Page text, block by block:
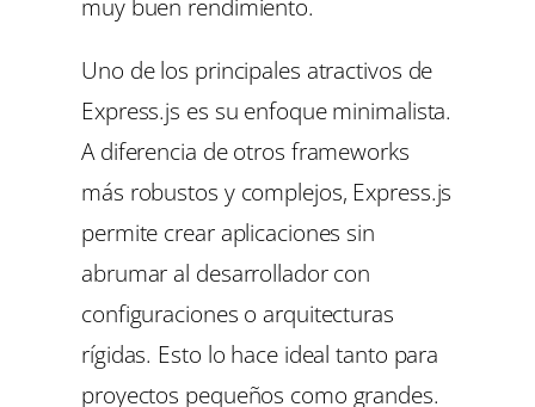
Uno de los principales atractivos de
Express.js es su enfoque minimalista.
A diferencia de otros frameworks
más robustos y complejos, Express.js
permite crear aplicaciones sin
abrumar al desarrollador con
configuraciones o arquitecturas
rígidas. Esto lo hace ideal tanto para
proyectos pequeños como grandes.